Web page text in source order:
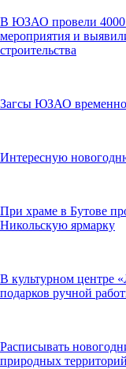
В ЮЗАО провели 4000
мероприятия и
строительства
Загсы ЮЗАО временно
Интересную
При храме в Бутове
Никольскую ярмарку
В культурном центре
подарков ручной
Расписывать
природных